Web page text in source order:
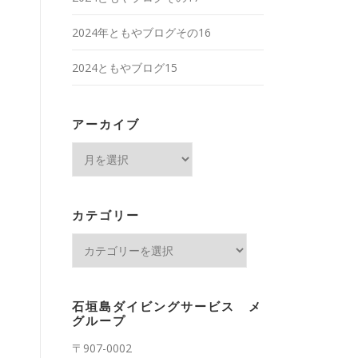
2024年ともやブログその16
2024ともやブログ15
アーカイブ
ブ
カテゴリー
ー
石垣島ダイビングサービス メ
グループ
〒907-0002